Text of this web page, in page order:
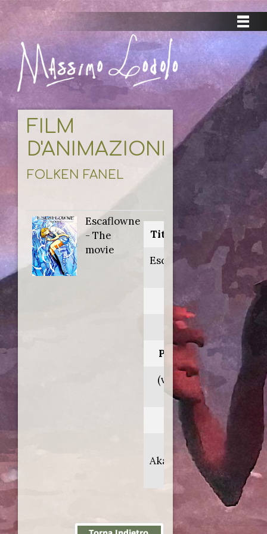
FILM
D'ANIMAZIONE
FOLKEN FANEL
Escaflowne
- The
movie
Titolo originale:
Escaflowne - The
Anno:
2000
Personaggio:
(voce orig. Jôji
Nakata)
Regia di:
Kazuki
Akane/Yoshiyuki
Takei